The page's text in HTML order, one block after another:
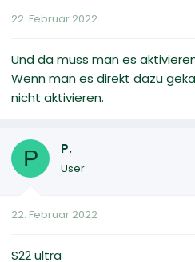
22. Februar 2022
Und da muss man es
Wenn man es direkt dazu
nicht aktivieren.
P P.
User
22. Februar 2022
S22 ultra